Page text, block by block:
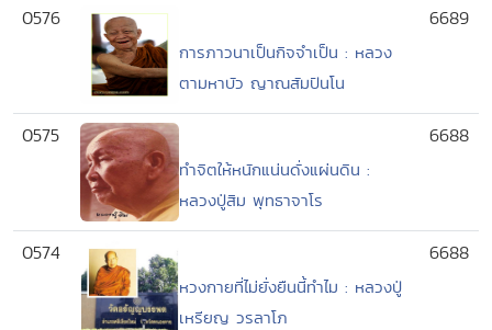
0576
การภาวนาเป็นกิจจำเป็น : หลวง
ตามหาบัว ญาณสัมปันโน
6689
0575
ทำจิตให้หนักแน่นดั่งแผ่นดิน :
หลวงปู่สิม พุทธาจาโร
6688
0574
หวงกายที่ไม่ยั่งยืนนี้ทำไม : หลวงปู่
เหรียญ วรลาโภ
6688